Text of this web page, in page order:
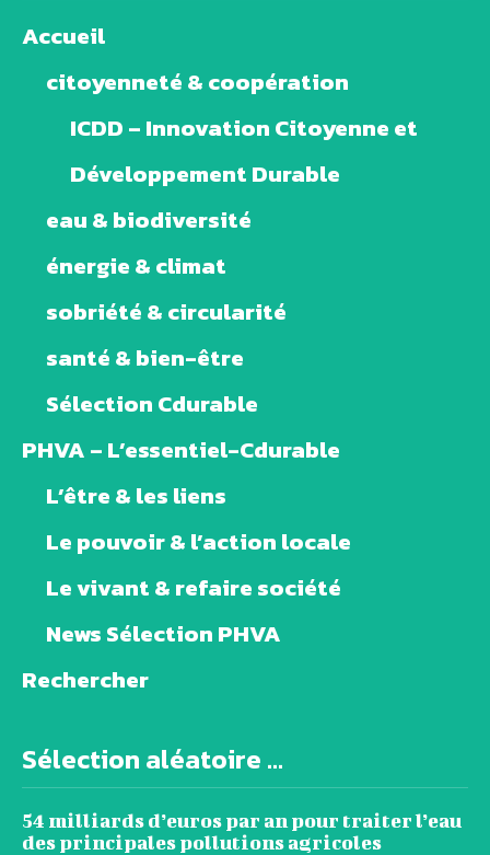
Accueil
citoyenneté & coopération
ICDD – Innovation Citoyenne et
Développement Durable
eau & biodiversité
énergie & climat
sobriété & circularité
santé & bien-être
Sélection Cdurable
PHVA – L’essentiel-Cdurable
L’être & les liens
Le pouvoir & l’action locale
Le vivant & refaire société
News Sélection PHVA
Rechercher
Sélection aléatoire ...
54 milliards d’euros par an pour traiter l’eau
des principales pollutions agricoles